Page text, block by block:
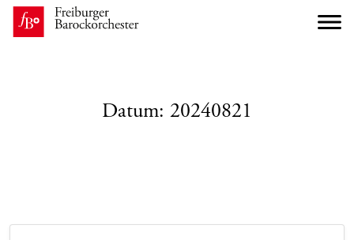
Datum: 20240821